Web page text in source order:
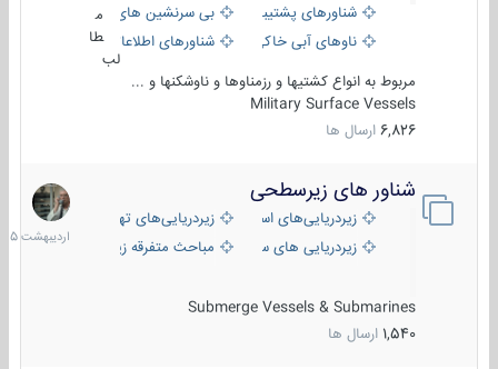
شناورهای پشتیبانی
بی سرنشین های دریایی
ناوهای آبی خاکی و نیروبرشناورهای اطلاعاتی و جاسوسی
طا
لب
مربوط به انواع کشتیها و رزمناوها و ناوشکنها و ...
Military Surface Vessels
6,826 ارسال ها
شناور های زیرسطحی
زیردریایی‌های استراتژیکزیردریایی‌های تهاجمی
زیردریایی های سبک
مباحث متفرقه زیرسطحی
Submerge Vessels & Submarines
1,540 ارسال ها
31
1405